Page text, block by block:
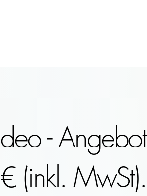
-
(inkl. MwSt).